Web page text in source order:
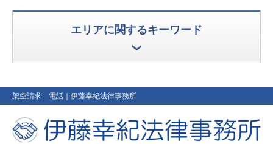
エリアに関するキーワード
架空請求 電話 ｜伊藤幸紀法律事務所